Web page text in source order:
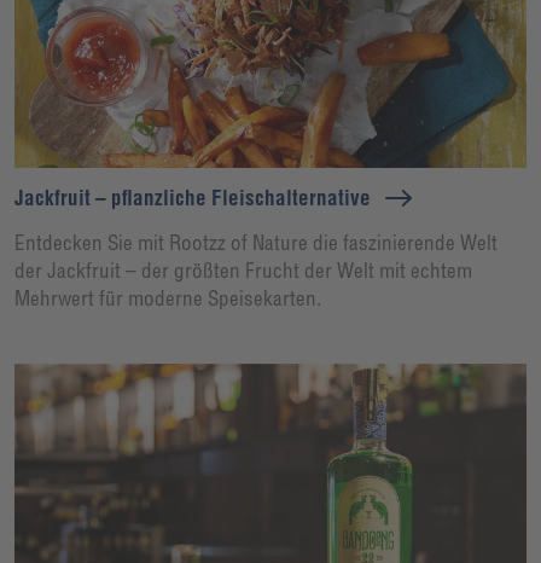
Jackfruit – pflanzliche Fleischalternative
Entdecken Sie mit Rootzz of Nature die faszinierende Welt
der Jackfruit – der größten Frucht der Welt mit echtem
Mehrwert für moderne Speisekarten.